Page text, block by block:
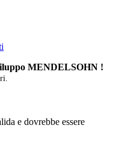
MENDELSOHN !
e dovrebbe essere